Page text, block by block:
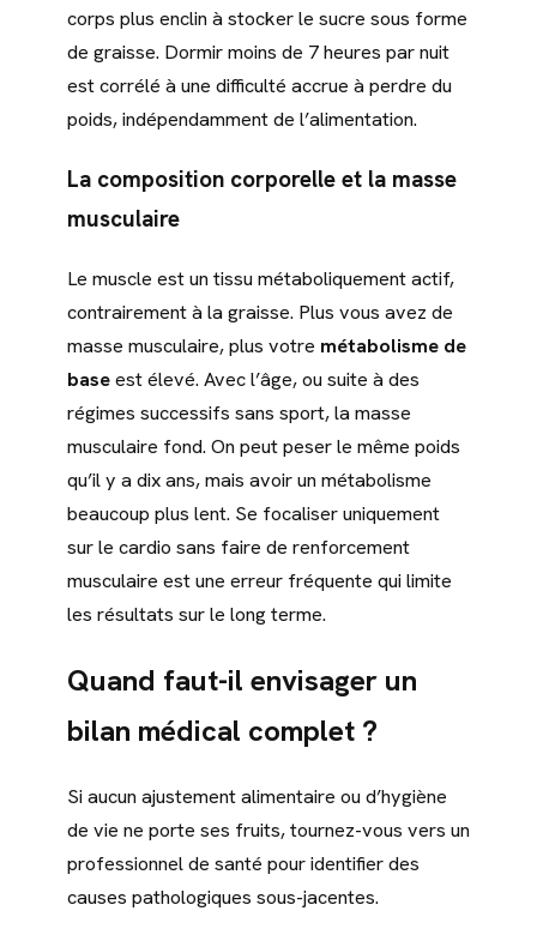
corps plus enclin à stocker le sucre sous forme
de graisse. Dormir moins de 7 heures par nuit
est corrélé à une difficulté accrue à perdre du
poids, indépendamment de l’alimentation.
La composition corporelle et la masse
musculaire
Le muscle est un tissu métaboliquement actif,
contrairement à la graisse. Plus vous avez de
masse musculaire, plus votre métabolisme de
baseest élevé. Avec l’âge, ou suite à des
régimes successifs sans sport, la masse
musculaire fond. On peut peser le même poids
qu’il y a dix ans, mais avoir un métabolisme
beaucoup plus lent. Se focaliser uniquement
sur le cardio sans faire de renforcement
musculaire est une erreur fréquente qui limite
les résultats sur le long terme.
Quand faut-il envisager un
bilan médical complet ?
Si aucun ajustement alimentaire ou d’hygiène
de vie ne porte ses fruits, tournez-vous vers un
professionnel de santé pour identifier des
causes pathologiques sous-jacentes.